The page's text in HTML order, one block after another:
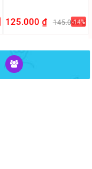
125.000 ₫ 145.000 ₫
-14%